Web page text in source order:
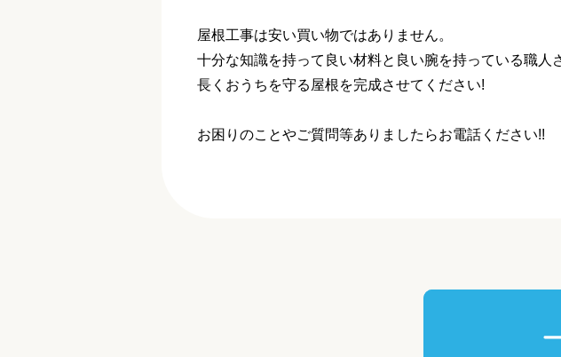
屋根工事は安い買い物ではありません。
十分な知識を持って良い材料と良い腕を持っている職人
長くおうちを守る屋根を完成させてください!
お困りのことやご質問等ありましたらお電話ください!!